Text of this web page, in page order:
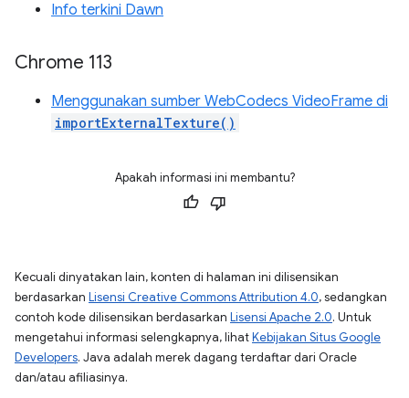
Info terkini Dawn
Chrome 113
Menggunakan sumber WebCodecs VideoFrame di
importExternalTexture()
Apakah informasi ini membantu?
Kecuali dinyatakan lain, konten di halaman ini dilisensikan
berdasarkan Lisensi Creative Commons Attribution 4.0, sedangkan
contoh kode dilisensikan berdasarkan Lisensi Apache 2.0. Untuk
mengetahui informasi selengkapnya, lihatKebijakan Situs Google
Developers. Java adalah merek dagang terdaftar dari Oracle
dan/atau afiliasinya.